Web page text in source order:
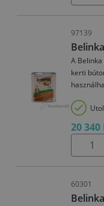
97139
A
kerti
20 340
60301